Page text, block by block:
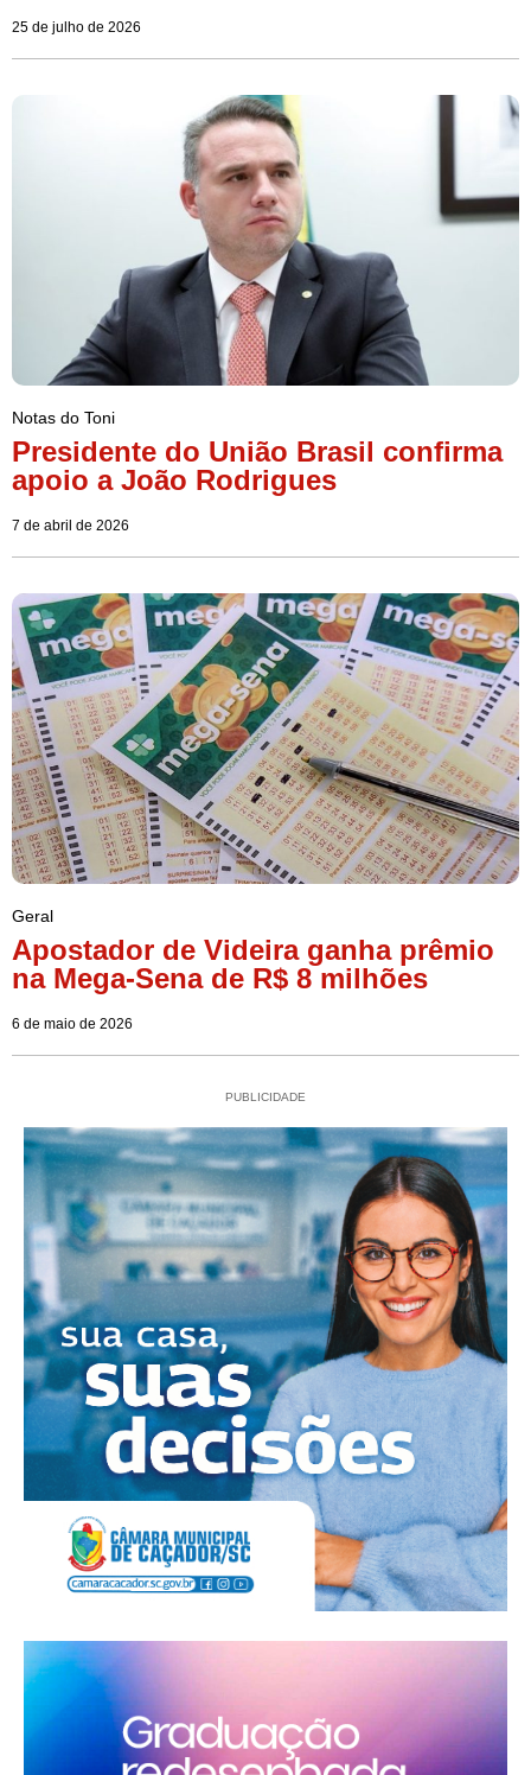
25 de julho de 2026
Notas do Toni
Presidente do União Brasil confirma
apoio a João Rodrigues
7 de abril de 2026
Geral
Apostador de Videira ganha prêmio
na Mega-Sena de R$ 8 milhões
6 de maio de 2026
PUBLICIDADE